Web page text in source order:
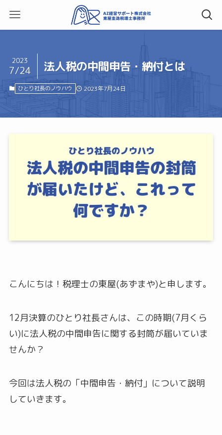
法人税の中間申告・納付とは
2023
7/24
ひとり社長のノウハウ 2023年7月24日
こんにちは！税理士の東屋(あずまや)と申します。
12月決算のひとり社長さんは、この時期(7月くら
い)に法人税の中間申告に関する封筒が届いていま
せんか？
今回は法人税の「中間申告・納付」について説明
していきます。